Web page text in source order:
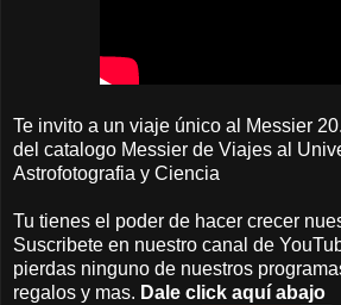
Te invito a un viaje único al Messier
del catalogo Messier de Viajes al
Astrofotografia y Ciencia
Tu tienes el poder de hacer crecer
Suscribete en nuestro canal de
pierdas ninguno de nuestros
regalos y mas. Dale click aquí abajo